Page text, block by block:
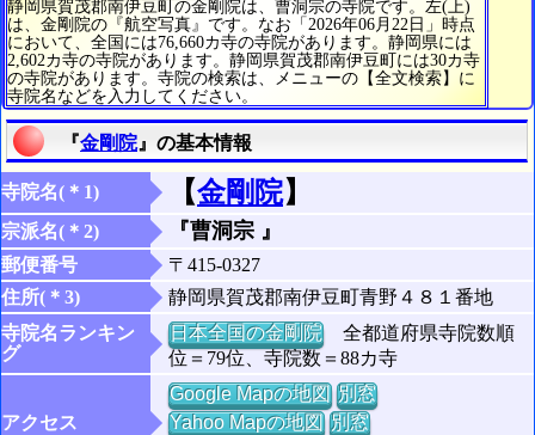
静岡県賀茂郡南伊豆町の金剛院は、曹洞宗の寺院です。左(上)
は、金剛院の『航空写真』です。なお「2026年06月22日」時点
において、全国には76,660カ寺の寺院があります。静岡県には
2,602カ寺の寺院があります。静岡県賀茂郡南伊豆町には30カ寺
の寺院があります。寺院の検索は、メニューの【全文検索】に
寺院名などを入力してください。
『金剛院』の基本情報
寺院名(＊1) 【金剛院】
宗派名(＊2) 『曹洞宗 』
郵便番号
〒415-0327
住所(＊3)
静岡県賀茂郡南伊豆町青野４８１番地
寺院名ランキン
グ
日本全国の金剛院全都道府県寺院数順
位＝79位、寺院数＝88カ寺
アクセス
Google Mapの地図 別窓
Yahoo Mapの地図 別窓